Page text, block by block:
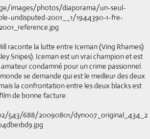
raconte la lutte entre Iceman (Ving Rhames)
Snipes). Iceman est un vrai champion et est
condamné pour un crime passionnel.
se demande qui est le meilleur des deux
la confrontation entre les deux blacks est
de bonne facture.